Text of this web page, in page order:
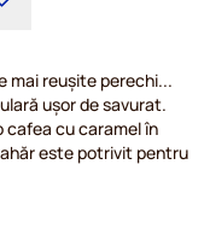
mai reușite perechi...
ușor de savurat.
cu caramel în
este potrivit pentru